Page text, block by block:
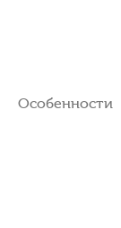
Особенности